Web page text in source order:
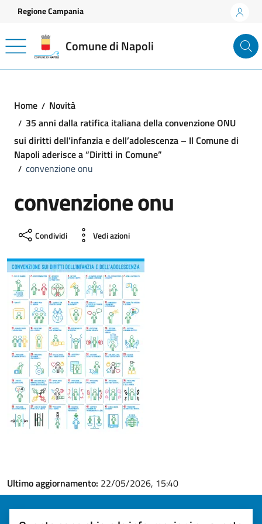
Vai ai contenuti
Vai al footer
Regione Campania
Comune di Napoli
Home
Novità
35 anni dalla ratifica italiana della convenzione ONU
sui diritti dell’infanzia e dell’adolescenza – Il Comune di
Napoli aderisce a “Diritti in Comune”
convenzione onu
convenzione onu
Condividi Vedi azioni
Ultimo aggiornamento: 22/05/2026, 15:40